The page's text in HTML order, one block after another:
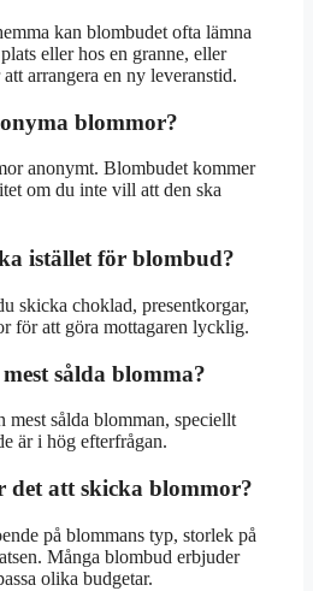
kan blombudet ofta lämna
eller hos en granne, eller
arrangera en ny leveranstid.
blommor?
anonymt. Blombudet kommer
om du inte vill att den ska
istället för blombud?
skicka choklad, presentkorgar,
för att göra mottagaren lycklig.
sålda blomma?
mest sålda blomman, speciellt
är i hög efterfrågan.
det att skicka blommor?
på blommans typ, storlek på
Många blombud erbjuder
olika budgetar.